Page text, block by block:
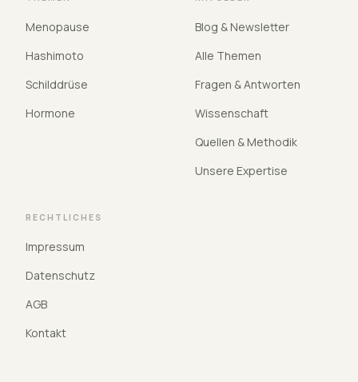
Menopause
Hashimoto
Schilddrüse
Hormone
Blog & Newsletter
Alle Themen
Fragen & Antworten
Wissenschaft
Quellen & Methodik
Unsere Expertise
RECHTLICHES
Impressum
Datenschutz
AGB
Kontakt